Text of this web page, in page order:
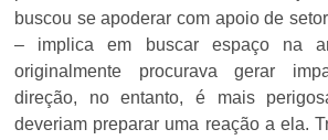
buscou se apoderar com apoio de
– implica em buscar espaço na
originalmente procurava gerar
direção, no entanto, é mais
deveriam preparar uma reação a ela.